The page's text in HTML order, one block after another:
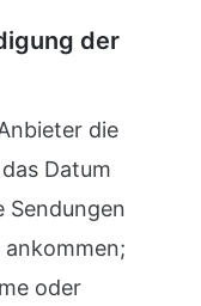
der
die
Datum
Sendungen
oder